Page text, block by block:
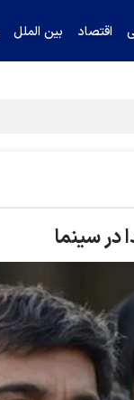
اقتصاد بین الملل
تکذیب کرد
در سینما